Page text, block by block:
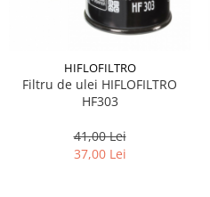
HIFLOFILTRO
Filtru de ulei HIFLOFILTRO
HF303
41,00 Lei
37,00 Lei